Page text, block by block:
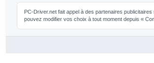
PC-Driver.net fait appel à des partenaires
pouvez modifier vos choix à tout moment depuis «